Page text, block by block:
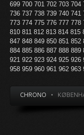
699 700 701 702 703 704
736 737 738 739 740 741
773 774 775 776 777 778
810 811 812 813 814 815
847 848 849 850 851 852
884 885 886 887 888 889
921 922 923 924 925 926
958 959 960 961 962 963
CHRONO •